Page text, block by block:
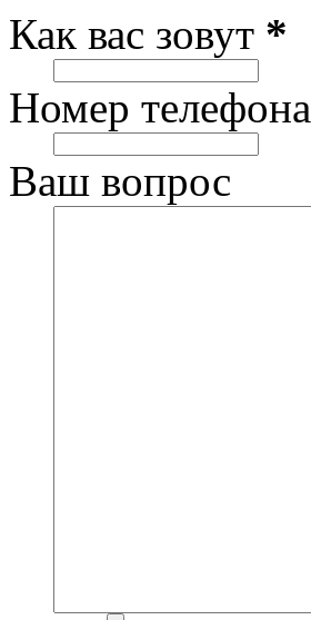
Как вас зовут *
Номер телефона
Ваш вопрос